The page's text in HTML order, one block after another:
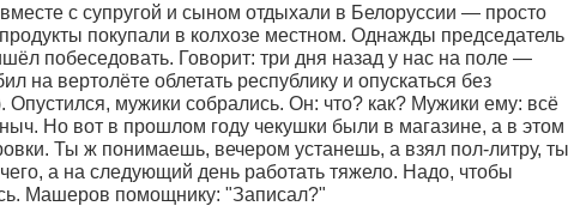
с супругой и сыном отдыхали в Белоруссии — просто
покупали в колхозе местном. Однажды председатель
побеседовать. Говорит: три дня назад у нас на поле —
на вертолёте облетать республику и опускаться без
Опустился, мужики собрались. Он: что? как? Мужики ему: всё
Но вот в прошлом году чекушки были в магазине, а в этом
Ты ж понимаешь, вечером устанешь, а взял пол-литру, ты
а на следующий день работать тяжело. Надо, чтобы
Машеров помощнику: "Записал?"